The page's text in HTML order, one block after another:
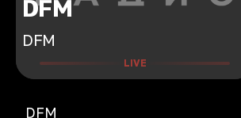
DFM
DFM
LIVE
DFM